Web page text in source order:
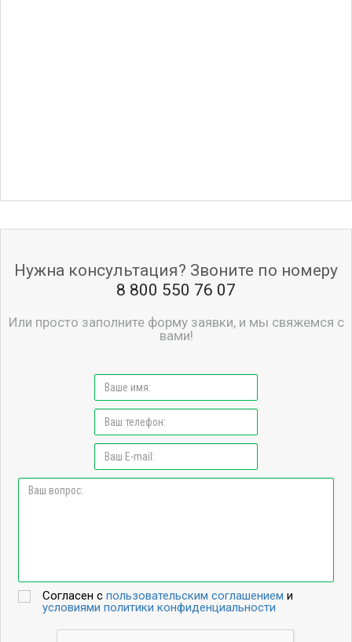
Нужна консультация? Звоните по номеру
8 800 550 76 07
Или просто заполните форму заявки, и мы свяжемся с
вами!
Согласен спользовательским соглашением и
условиями политики конфиденциальности